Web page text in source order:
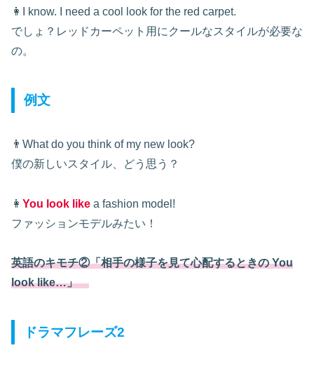
👩I know. I need a cool look for the red carpet.
でしょ？レッドカーペット用にクールなスタイルが必要な
の。
例文
👨What do you think of my new look?
僕の新しいスタイル、どう思う？
👩 You look like a fashion model!
ファッションモデルみたい！
英語のキモチ②「相手の様子を見て心配するときの You
look like…」
ドラマフレーズ2